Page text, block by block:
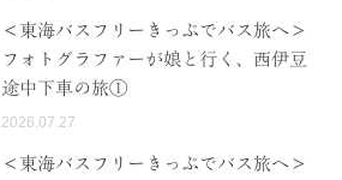
＜東海バスフリーきっぷでバス旅へ＞
フォトグラファーが娘と行く、西伊豆
途中下車の旅①
2026.07.27
＜東海バスフリーきっぷでバス旅へ＞